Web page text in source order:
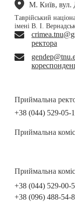
М. Київ, вул.
Таврійський
імені В. І.
ректора
Приймальна
+38 (044) 529-05-
Приймальна
Приймальна
+38 (044) 529-00-
+38 (096) 488-54-